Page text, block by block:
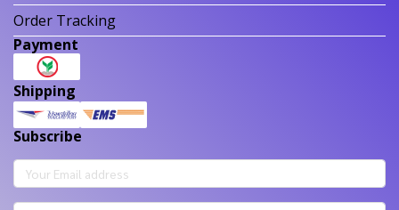
Order Tracking
Payment
Shipping
Subscribe